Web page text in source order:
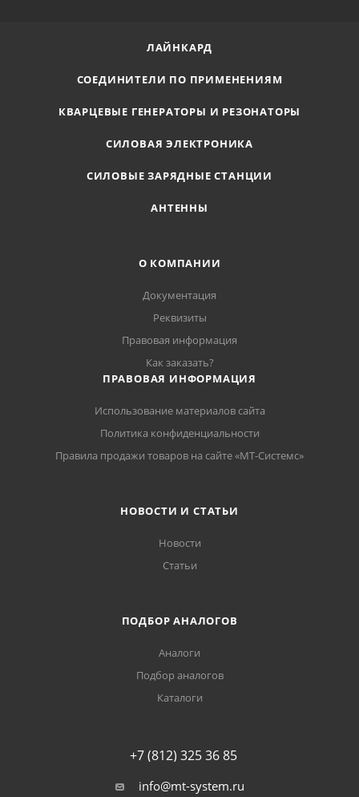
ЛАЙНКАРД
СОЕДИНИТЕЛИ ПО ПРИМЕНЕНИЯМ
КВАРЦЕВЫЕ ГЕНЕРАТОРЫ И РЕЗОНАТОРЫ
СИЛОВАЯ ЭЛЕКТРОНИКА
СИЛОВЫЕ ЗАРЯДНЫЕ СТАНЦИИ
АНТЕННЫ
О КОМПАНИИ
Документация
Реквизиты
Правовая информация
Как заказать?
ПРАВОВАЯ ИНФОРМАЦИЯ
Использование материалов сайта
Политика конфиденциальности
Правила продажи товаров на сайте «МТ-Системс»
НОВОСТИ И СТАТЬИ
Новости
Статьи
ПОДБОР АНАЛОГОВ
Аналоги
Подбор аналогов
Каталоги
+7 (812) 325 36 85
info@mt-system.ru